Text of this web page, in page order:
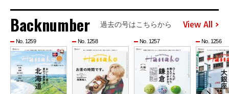
Backnumber 過去の号はこちらから View All
No. 1259 No. 1258 No. 1257 No. 1256